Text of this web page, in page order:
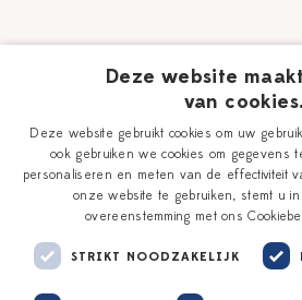
Verhaal
Onze plateelschilders
Delfts
Deze website
van cookies.
Deze website gebruikt cookies om uw
ook gebruiken we cookies om gegevens
personaliseren en meten van de effectiviteit
onze website te gebruiken, stemt u
overeenstemming met ons
STRIKT NOODZAKELIJK